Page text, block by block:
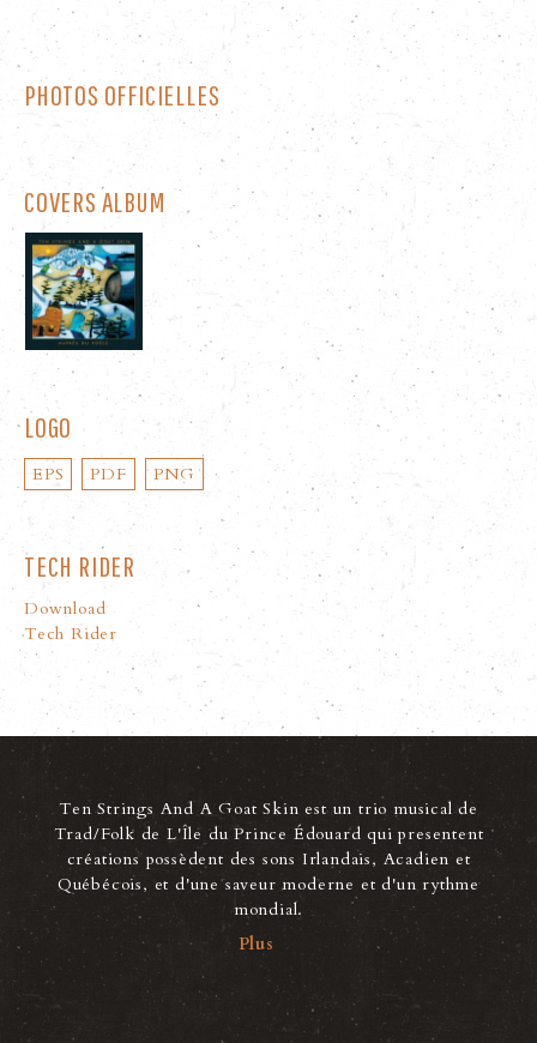
PHOTOS OFFICIELLES
COVERS ALBUM
LOGO
EPS PDF PNG
TECH RIDER
Download
Tech Rider
Ten Strings And A Goat Skin est un trio musical de
Trad/Folk de L'Île du Prince Édouard qui presentent
créations possèdent des sons Irlandais, Acadien et
Québécois, et d'une saveur moderne et d'un rythme
mondial.
Plus